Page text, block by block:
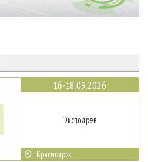
16-18.09.2026
Эксподрев
Красноярск